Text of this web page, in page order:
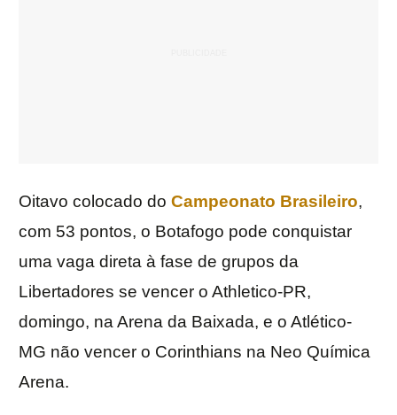
Oitavo colocado do Campeonato Brasileiro,
com 53 pontos, o Botafogo pode conquistar
uma vaga direta à fase de grupos da
Libertadores se vencer o Athletico-PR,
domingo, na Arena da Baixada, e o Atlético-
MG não vencer o Corinthians na Neo Química
Arena.